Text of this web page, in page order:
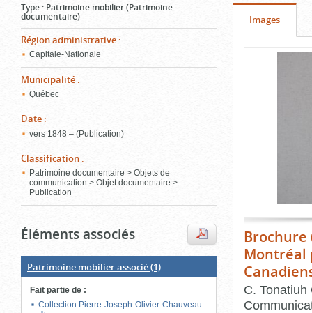
Type : Patrimoine mobilier (Patrimoine
documentaire)
Région administrative :
Capitale-Nationale
Municipalité :
Québec
Date :
vers 1848 – (Publication)
Classification :
Patrimoine documentaire > Objets de
communication > Objet documentaire >
Publication
Éléments associés
Patrimoine mobilier associé(1)
Fait partie de :
Collection Pierre-Joseph-Olivier-Chauveau
Onglet
Images(cliquer
pour
Contenu
Brochure
Montréal
C.